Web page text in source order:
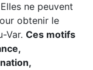
ne peuvent
obtenir le
Var. Ces motifs